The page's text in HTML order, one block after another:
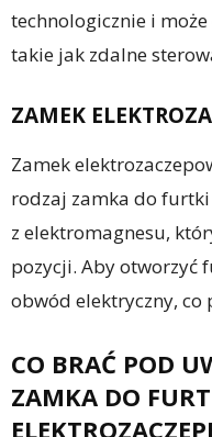
technologicznie i
takie jak zdalne
ZAMEK
Zamek
rodzaj zamka do furtki
z elektromagnesu,
pozycji. Aby otworzyć
obwód elektryczny, co
CO BRAĆ POD
ZAMKA DO